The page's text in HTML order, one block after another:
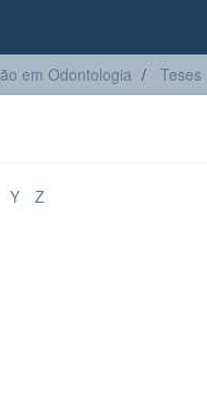
em Odontologia Teses
Y Z